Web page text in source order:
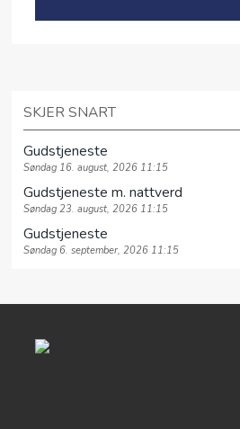
SKJER SNART
Gudstjeneste
Søndag 16. august, 2026 11:15
Gudstjeneste m. nattverd
Søndag 23. august, 2026 11:15
Gudstjeneste
Søndag 6. september, 2026 11:15